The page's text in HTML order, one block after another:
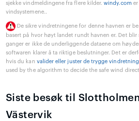
sjekke vindmeldingene fra flere kilder.windy.comer
vindsystemene..
De sikre vindretningene for denne havnen er
basert på hvor høyt landet rundt havnen er. Det
ganger er ikke de underliggende dataene om
softwaren klarer å ta riktige beslutninger. Det er
hvis du kan valider eller juster de trygge
used by the algorithm to decide the safe wind
Siste besøk til
Västervik